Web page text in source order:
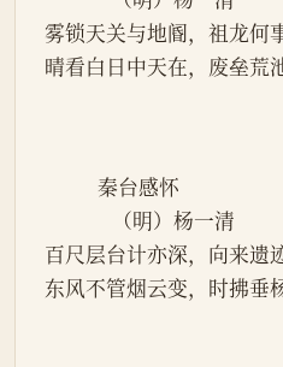
雾锁天关与地阍，祖龙何
晴看白日中天在，废垒荒
           秦台感怀
              （明）杨一清
百尺层台计亦深，向来遗
东风不管烟云变，时拂垂